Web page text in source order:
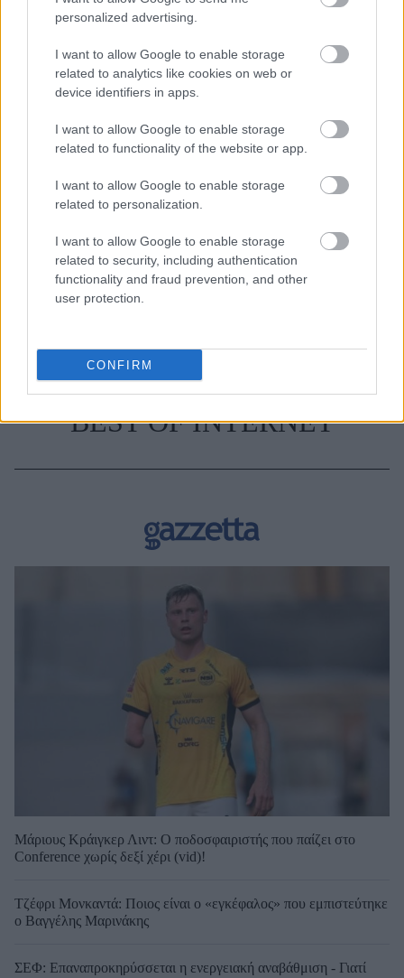
personalized advertising.
I want to allow Google to enable storage
related to analytics like cookies on web or
device identifiers in apps.
I want to allow Google to enable storage
related to functionality of the website or app.
I want to allow Google to enable storage
related to personalization.
I want to allow Google to enable storage
related to security, including authentication
functionality and fraud prevention, and other
user protection.
CONFIRM
3-3-3 rule: Ο κανόνας που θα αλλάξει τον τρόπο
HAIR LOOK
BANANA BUN HAIR LOOK
BEST OF INTERNET
Μάριους Κράιγκερ Λιντ: Ο ποδοσφαιριστής που παίζει στο
Conference χωρίς δεξί χέρι (vid)!
Τζέφρι Μονκαντά: Ποιος είναι ο «εγκέφαλος» που εμπιστεύτηκε
ο Βαγγέλης Μαρινάκης
ΣΕΦ: Επαναπροκηρύσσεται η ενεργειακή αναβάθμιση - Γιατί